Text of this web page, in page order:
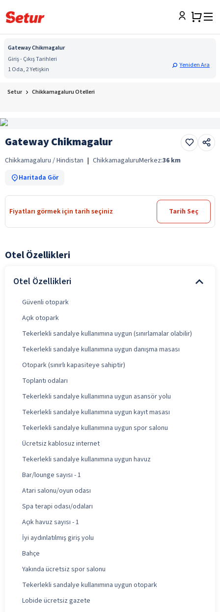
Gateway Chikmagalur
Giriş - Çıkış Tarihleri
1 Oda, 2 Yetişkin
Yeniden Ara
Setur Chikkamagaluru Otelleri
Gateway Chikmagalur
Chikkamagaluru / Hindistan | ChikkamagaluruMerkez:36 km
Haritada Gör
Fiyatları görmek için tarih seçiniz Tarih Seç
Otel Özellikleri
Otel Özellikleri
Güvenli otopark
Açık otopark
Tekerlekli sandalye kullanımına uygun (sınırlamalar olabilir)
Tekerlekli sandalye kullanımına uygun danışma masası
Otopark (sınırlı kapasiteye sahiptir)
Toplantı odaları
Tekerlekli sandalye kullanımına uygun asansör yolu
Tekerlekli sandalye kullanımına uygun kayıt masası
Tekerlekli sandalye kullanımına uygun spor salonu
Ücretsiz kablosuz internet
Tekerlekli sandalye kullanımına uygun havuz
Bar/lounge sayısı - 1
Atari salonu/oyun odası
Spa terapi odası/odaları
Açık havuz sayısı - 1
İyi aydınlatılmış giriş yolu
Bahçe
Yakında ücretsiz spor salonu
Tekerlekli sandalye kullanımına uygun otopark
Lobide ücretsiz gazete